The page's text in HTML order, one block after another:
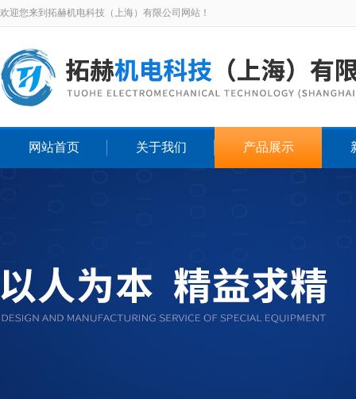
欢迎您来到拓赫机电科技（上海）有限公司网站！
网站首页 关于我们 产品展示